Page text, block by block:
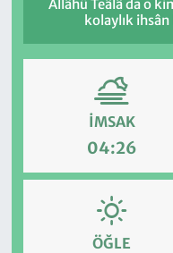
Allâhü Teâlâ da o
kolaylık
İMSAK
04:26
ÖĞLE